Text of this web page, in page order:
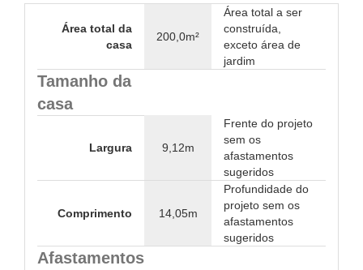
Área total da
casa
200,0m²
Área total a ser
construída,
exceto área de
jardim
Tamanho da
casa
Largura 9,12m
Frente do projeto
sem os
afastamentos
sugeridos
Comprimento 14,05m
Profundidade do
projeto sem os
afastamentos
sugeridos
Afastamentos